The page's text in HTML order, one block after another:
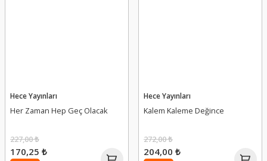
Hece Yayınları
Her Zaman Hep Geç Olacak
227,00 ₺
170,25 ₺
Hece Yayınları
Kalem Kaleme Değince
272,00 ₺
204,00 ₺